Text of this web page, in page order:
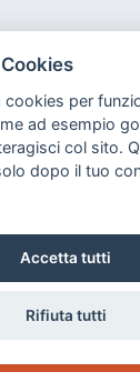
3
Botticino, BS
per
ad esempio
col sito.
dopo il tuo
Accetta tutti
Rifiuta tutti